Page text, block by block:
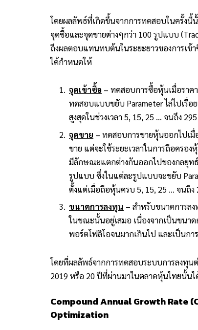
โดยผลลัพธ์ที่เกิดขึ้นจากการทดสอบในครั้งนี้
จุดซื้อและจุดขายต่างๆกว่า 100 รูปแบบ
ถึงผลตอบแทนทบต้นในระยะยาวของการเข้
ได้กำหนดให้
จุดเข้าซื้อ – ทดสอบการซื้อหุ้นเมื่อราค
ทดสอบแบบขยับ Parameter ไล่ไปเรื่อ
สูงสุดในช่วงเวลา 5, 15, 25 … จนถึง
จุดขาย – ทดสอบการขายหุ้นออกไปเมื่
ขาย แต่จะใช้ระยะเวลาในการถือครอ
มีลักษณะแตกต่างกันออกไปของกลยุท
รูปแบบ ซึ่งในแต่ละรูปแบบจะขยับ
ตั้งแต่เมื่อถือหุ้นครบ 5, 15, 25 … จนถึง
ขนาดการลงทุน – สำหรับขนาดการล
ในขณะนั้นอยู่เสมอ เนื่องจากเป็นขนา
พอร์ตโฟลิโอจนมากเกินไป และเป็นกา
โดยที่ผลลัพธ์จากการทดสอบระบบการลงทุน
2019 หรือ 20 ปีที่ผ่านมาในตลาดหุ้นไทยนั้น
Compound Annual Growth Rate
Optimization